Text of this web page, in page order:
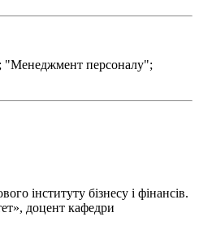
"Менеджмент персоналу";
інституту бізнесу і фінансів.
доцент кафедри